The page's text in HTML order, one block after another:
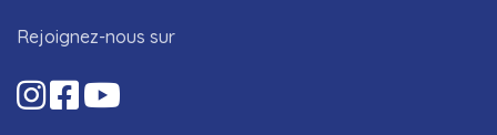
Rejoignez-nous sur